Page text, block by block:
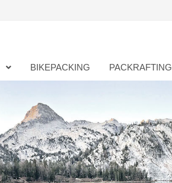
BIKEPACKING PACKRAFTING